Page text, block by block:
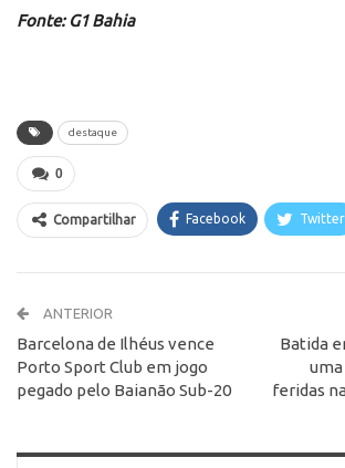
Fonte: G1 Bahia
destaque
0
Compartilhar Facebook Twitter
ANTERIOR
Barcelona de Ilhéus vence
Porto Sport Club em jogo
pegado pelo Baianão Sub-20
Batida
uma
feridas